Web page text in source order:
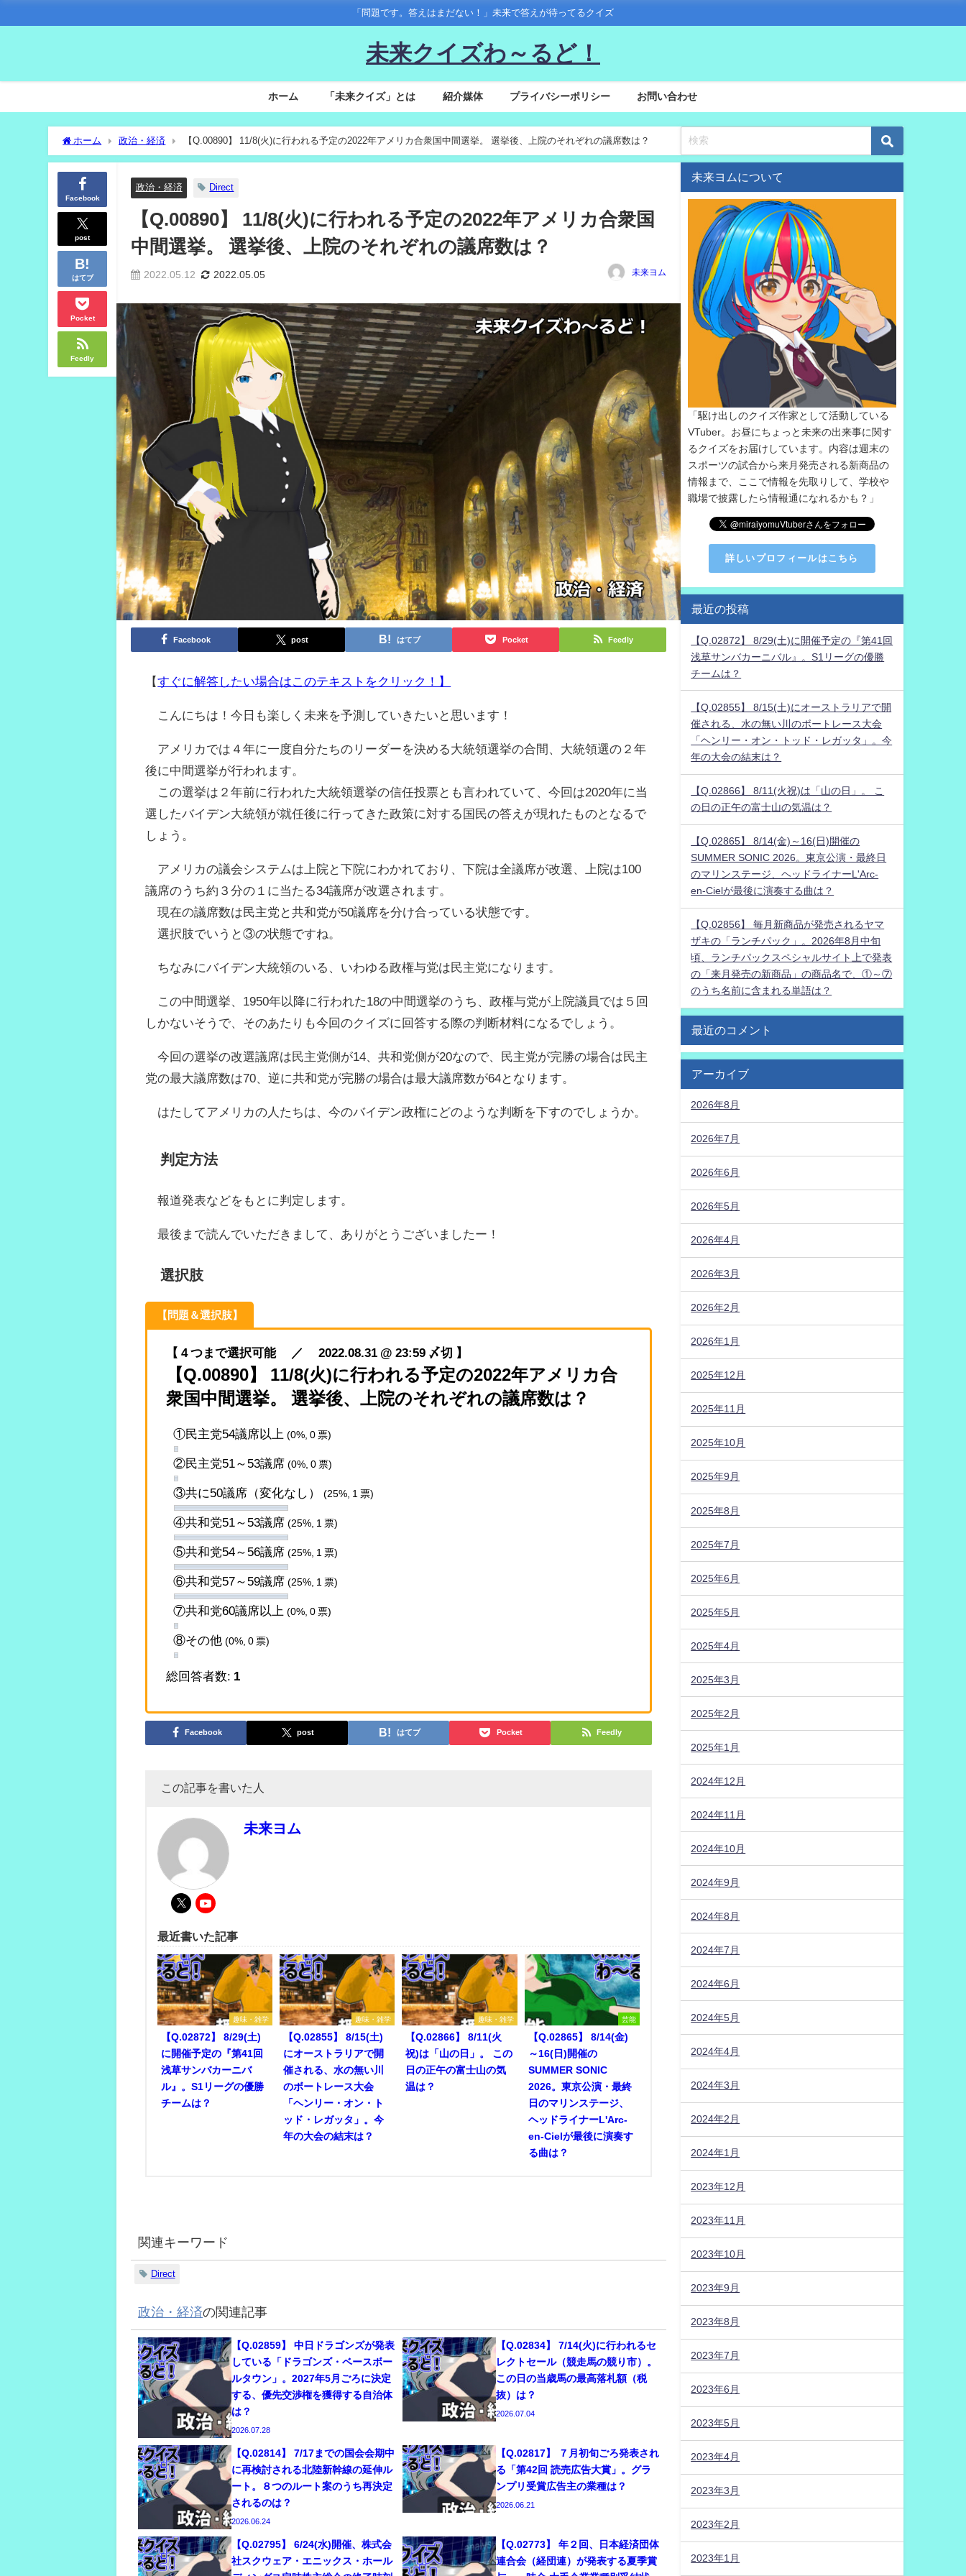
「問題です。答えはまだない！」未来で答えが待ってるクイズ
未来クイズわ～るど！
ホーム 「未来クイズ」とは 紹介媒体 プライバシーポリシー お問い合わせ
ホーム 政治・経済 【Q.00890】 11/8(火)に行われる予定の2022年アメリカ合衆国中間選挙。 選挙後、上院のそれぞれの議席数は？
Facebook
post
はてブ
Pocket
Feedly
政治・経済 Direct
【Q.00890】 11/8(火)に行われる予定の2022年アメリカ合衆国
中間選挙。 選挙後、上院のそれぞれの議席数は？
2022.05.12 2022.05.05 未来ヨム
Facebook post はてブ Pocket Feedly
【すぐに解答したい場合はこのテキストをクリック！】
こんにちは！今日も楽しく未来を予測していきたいと思います！
アメリカでは４年に一度自分たちのリーダーを決める大統領選挙の合間、大統領選の２年
後に中間選挙が行われます。
この選挙は２年前に行われた大統領選挙の信任投票とも言われていて、今回は2020年に当
選したバイデン大統領が就任後に行ってきた政策に対する国民の答えが現れたものとなるで
しょう。
アメリカの議会システムは上院と下院にわかれており、下院は全議席が改選、上院は100
議席のうち約３分の１に当たる34議席が改選されます。
現在の議席数は民主党と共和党が50議席を分け合っている状態です。
選択肢でいうと③の状態ですね。
ちなみにバイデン大統領のいる、いわゆる政権与党は民主党になります。
この中間選挙、1950年以降に行われた18の中間選挙のうち、政権与党が上院議員では５回
しかないそうで、そのあたりも今回のクイズに回答する際の判断材料になるでしょう。
今回の選挙の改選議席は民主党側が14、共和党側が20なので、民主党が完勝の場合は民主
党の最大議席数は70、逆に共和党が完勝の場合は最大議席数が64となります。
はたしてアメリカの人たちは、今のバイデン政権にどのような判断を下すのでしょうか。
判定方法
報道発表などをもとに判定します。
最後まで読んでいただきまして、ありがとうございましたー！
選択肢
【問題＆選択肢】
【 4 つまで選択可能 ／ 2022.08.31 @ 23:59 〆切 】
【Q.00890】 11/8(火)に行われる予定の2022年アメリカ合
衆国中間選挙。 選挙後、上院のそれぞれの議席数は？
①民主党54議席以上 (0%, 0 票)
②民主党51～53議席 (0%, 0 票)
③共に50議席（変化なし） (25%, 1 票)
④共和党51～53議席 (25%, 1 票)
⑤共和党54～56議席 (25%, 1 票)
⑥共和党57～59議席 (25%, 1 票)
⑦共和党60議席以上 (0%, 0 票)
⑧その他 (0%, 0 票)
総回答者数: 1
Facebook post はてブ Pocket Feedly
この記事を書いた人
未来ヨム
最近書いた記事
趣味・雑学
【Q.02872】 8/29(土)
に開催予定の『第41回
浅草サンバカーニバ
ル』。S1リーグの優勝
チームは？
趣味・雑学
【Q.02855】 8/15(土)
にオーストラリアで開
催される、水の無い川
のボートレース大会
「ヘンリー・オン・ト
ッド・レガッタ」。今
年の大会の結末は？
趣味・雑学
【Q.02866】 8/11(火
祝)は「山の日」。 この
日の正午の富士山の気
温は？
芸能
【Q.02865】 8/14(金)
～16(日)開催の
SUMMER SONIC
2026。東京公演・最終
日のマリンステージ、
ヘッドライナーL'Arc-
en-Cielが最後に演奏す
る曲は？
関連キーワード
Direct
政治・経済の関連記事
【Q.02859】 中日ドラゴンズが発表
している「ドラゴンズ・ベースボー
ルタウン」。2027年5月ごろに決定
する、優先交渉権を獲得する自治体
は？
2026.07.28
【Q.02834】 7/14(火)に行われるセ
レクトセール（競走馬の競り市）。
この日の当歳馬の最高落札額（税
抜）は？
2026.07.04
【Q.02814】 7/17までの国会会期中
に再検討される北陸新幹線の延伸ル
ート。８つのルート案のうち再決定
されるのは？
2026.06.24
【Q.02817】 ７月初旬ごろ発表され
る「第42回 読売広告大賞」。グラ
ンプリ受賞広告主の業種は？
2026.06.21
【Q.02795】 6/24(水)開催、株式会
社スクウェア・エニックス・ホール
【Q.02773】 年２回、日本経済団体
連合会（経団連）が発表する夏季賞
未来ヨムについて
「駆け出しのクイズ作家として活動している
VTuber。お昼にちょっと未来の出来事に関す
るクイズをお届けしています。内容は週末の
スポーツの試合から来月発売される新商品の
情報まで、ここで情報を先取りして、学校や
職場で披露したら情報通になれるかも？」
詳しいプロフィールはこちら
最近の投稿
【Q.02872】 8/29(土)に開催予定の『第41回
浅草サンバカーニバル』。S1リーグの優勝
チームは？
【Q.02855】 8/15(土)にオーストラリアで開
催される、水の無い川のボートレース大会
「ヘンリー・オン・トッド・レガッタ」。今
年の大会の結末は？
【Q.02866】 8/11(火祝)は「山の日」。 こ
の日の正午の富士山の気温は？
【Q.02865】 8/14(金)～16(日)開催の
SUMMER SONIC 2026。東京公演・最終日
のマリンステージ、ヘッドライナーL'Arc-
en-Cielが最後に演奏する曲は？
【Q.02856】 毎月新商品が発売されるヤマ
ザキの「ランチパック」。2026年8月中旬
頃、ランチパックスペシャルサイト上で発表
の「来月発売の新商品」の商品名で、①～⑦
のうち名前に含まれる単語は？
最近のコメント
アーカイブ
2026年8月
2026年7月
2026年6月
2026年5月
2026年4月
2026年3月
2026年2月
2026年1月
2025年12月
2025年11月
2025年10月
2025年9月
2025年8月
2025年7月
2025年6月
2025年5月
2025年4月
2025年3月
2025年2月
2025年1月
2024年12月
2024年11月
2024年10月
2024年9月
2024年8月
2024年7月
2024年6月
2024年5月
2024年4月
2024年3月
2024年2月
2024年1月
2023年12月
2023年11月
2023年10月
2023年9月
2023年8月
2023年7月
2023年6月
2023年5月
2023年4月
2023年3月
2023年2月
2023年1月